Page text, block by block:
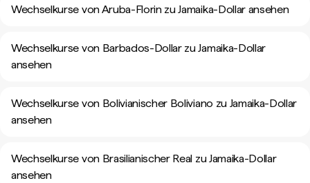
Wechselkurse von Aruba-Florin zu Jamaika-Dollar ansehen
Wechselkurse von Barbados-Dollar zu Jamaika-Dollar
ansehen
Wechselkurse von Bolivianischer Boliviano zu Jamaika-Dollar
ansehen
Wechselkurse von Brasilianischer Real zu Jamaika-Dollar
ansehen